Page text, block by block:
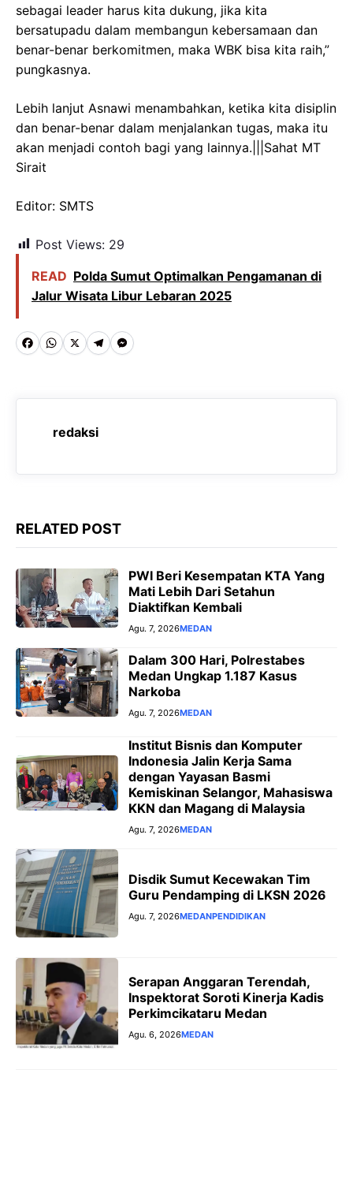
sebagai leader harus kita dukung, jika kita
bersatupadu dalam membangun kebersamaan dan
benar-benar berkomitmen, maka WBK bisa kita raih,”
pungkasnya.
Lebih lanjut Asnawi menambahkan, ketika kita disiplin
dan benar-benar dalam menjalankan tugas, maka itu
akan menjadi contoh bagi yang lainnya.|||Sahat MT
Sirait
Editor: SMTS
Post Views: 29
READ Polda Sumut Optimalkan Pengamanan di
Jalur Wisata Libur Lebaran 2025
F
c
o
k
W
a
A
p
X T
l
e
r
m
M
s
n
e
r
redaksi
RELATED POST
PWI Beri Kesempatan KTA Yang
Mati Lebih Dari Setahun
Diaktifkan Kembali
Agu. 7, 2026MEDAN
Dalam 300 Hari, Polrestabes
Medan Ungkap 1.187 Kasus
Narkoba
Agu. 7, 2026MEDAN
Institut Bisnis dan Komputer
Indonesia Jalin Kerja Sama
dengan Yayasan Basmi
Kemiskinan Selangor, Mahasiswa
KKN dan Magang di Malaysia
Agu. 7, 2026MEDAN
Disdik Sumut Kecewakan Tim
Guru Pendamping di LKSN 2026
Agu. 7, 2026MEDANPENDIDIKAN
Serapan Anggaran Terendah,
Inspektorat Soroti Kinerja Kadis
Perkimcikataru Medan
Agu. 6, 2026MEDAN